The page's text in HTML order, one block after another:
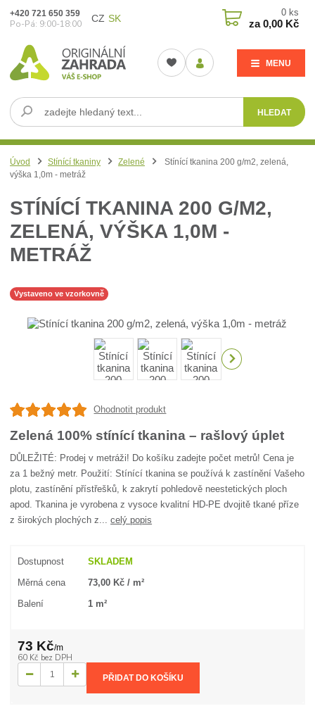
CZ SK
MENU
HLEDAT
+420 721 650 359
Po-Pá: 9:00-18:00
0 ks
za0,00 Kč
Úvod Stínící tkaniny Zelené
Stínící tkanina 200 g/m2, zelená,
výška 1,0m - metráž
STÍNÍCÍ TKANINA 200 G/M2,
ZELENÁ, VÝŠKA 1,0M -
METRÁŽ
Vystaveno ve vzorkovně
Ohodnotit produkt
Zelená 100% stínící tkanina – rašlový úplet
DŮLEŽITÉ: Prodej v metráži! Do košíku zadejte počet metrů! Cena je
za 1 bežný metr. Použití: Stínící tkanina se používá k zastínění Vašeho
plotu, zastínění přístřešků, k zakrytí pohledově neestetických ploch
apod. Tkanina je vyrobena z vysoce kvalitní HD-PE dvojitě tkané příze
z širokých plochých z...celý popis
Dostupnost SKLADEM
Měrná cena 73,00 Kč / m²
Balení 1 m²
73 Kč/m
60 Kč bez DPH
PŘIDAT DO KOŠÍKU